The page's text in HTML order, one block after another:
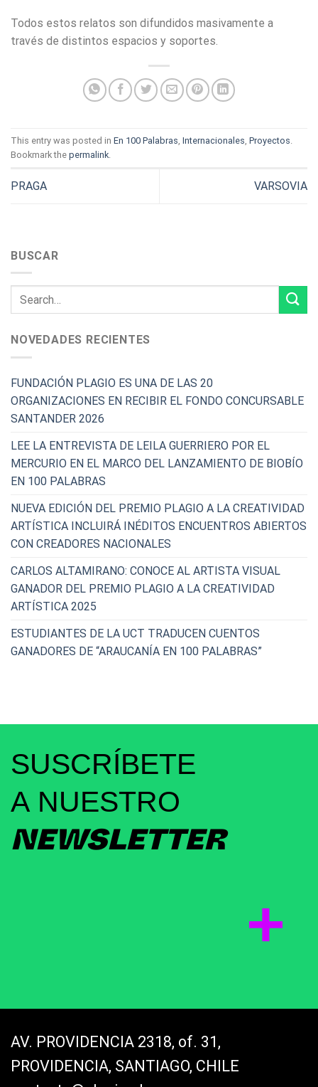
Todos estos relatos son difundidos masivamente a
través de distintos espacios y soportes.
This entry was posted in En 100 Palabras Internacionales Proyectos
Bookmark the permalink
PRAGA VARSOVIA
BUSCAR
NOVEDADES RECIENTES
FUNDACIÓN PLAGIO ES UNA DE LAS 20
ORGANIZACIONES EN RECIBIR EL FONDO CONCURSABLE
SANTANDER 2026
LEE LA ENTREVISTA DE LEILA GUERRIERO POR EL
MERCURIO EN EL MARCO DEL LANZAMIENTO DE BIOBÍO
EN 100 PALABRAS
NUEVA EDICIÓN DEL PREMIO PLAGIO A LA CREATIVIDAD
ARTÍSTICA INCLUIRÁ INÉDITOS ENCUENTROS ABIERTOS
CON CREADORES NACIONALES
CARLOS ALTAMIRANO: CONOCE AL ARTISTA VISUAL
GANADOR DEL PREMIO PLAGIO A LA CREATIVIDAD
ARTÍSTICA 2025
ESTUDIANTES DE LA UCT TRADUCEN CUENTOS
GANADORES DE “ARAUCANÍA EN 100 PALABRAS”
SUSCRÍBETE
A NUESTRO
NEWSLETTER
AV. PROVIDENCIA 2318, of. 31,
PROVIDENCIA, SANTIAGO, CHILE